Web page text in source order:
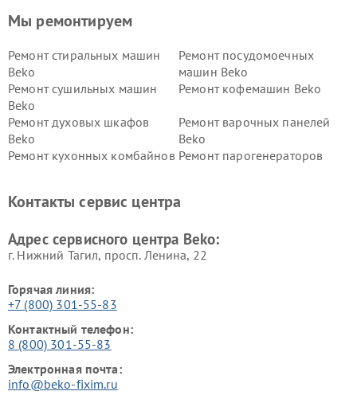
Мы ремонтируем
Ремонт стиральных машин
Beko
Ремонт посудомоечных
машин Beko
Ремонт сушильных машин
Beko
Ремонт кофемашин Beko
Ремонт духовых шкафов
Beko
Ремонт варочных панелей
Beko
Ремонт кухонных комбайнов Ремонт парогенераторов
Ремонт холодильников Beko Ремонт морозильных камер
Контакты сервис центра
Адрес сервисного центра Beko:
г. Нижний Тагил, просп. Ленина, 22
Горячая линия:
+7 (800) 301-55-83
Контактный телефон:
8 (800) 301-55-83
Электронная почта:
info@beko-fixim.ru